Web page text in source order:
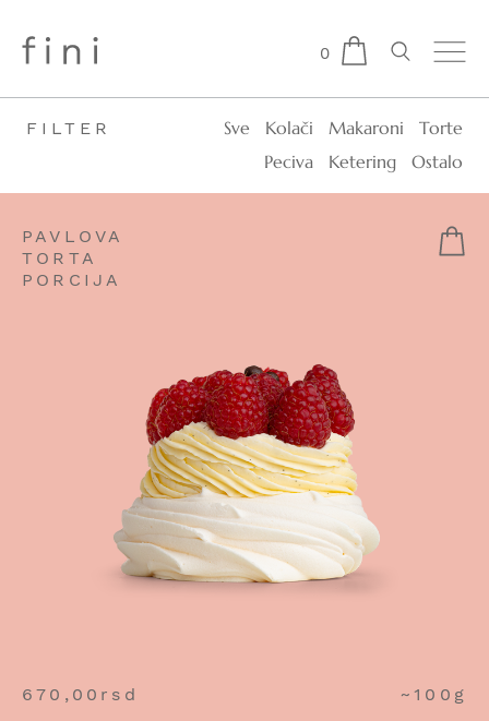
0
Sve Kolači Makaroni
Torte
Peciva
Ketering Ostalo
FILTER
PAVLOVA
TORTA
PORCIJA
670,00 rsd ~100g